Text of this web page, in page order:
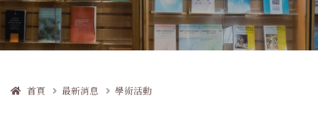
首頁 最新消息 學術活動